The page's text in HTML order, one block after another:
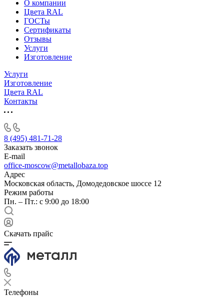
О компании
Цвета RAL
ГОСТы
Сертификаты
Отзывы
Услуги
Изготовление
Услуги
Изготовление
Цвета RAL
Контакты
8 (495) 481-71-28
Заказать звонок
E-mail
office-moscow@metallobaza.top
Адрес
Московская область, Домодедовское шоссе 12
Режим работы
Пн. – Пт.: с 9:00 до 18:00
Скачать прайс
Телефоны